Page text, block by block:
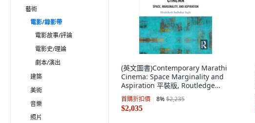
藝術
電影/錄影帶
電影故事/評論
電影史/理論
劇本/演出
建築
美術
音樂
照片
(英文圖書)Contemporary Marathi
Cinema: Space Marginality and
Aspiration 平裝版, Routledge
India, 英文
首購折扣價 8%$2,235
$2,035